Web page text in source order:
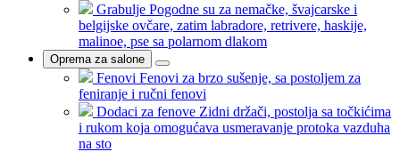
Grabulje Pogodne su za nemačke, švajcarske i
belgijske ovčare, zatim labradore, retrivere, haskije,
malinoe, pse sa polarnom dlakom
Oprema za salone
Fenovi Fenovi za brzo sušenje, sa postoljem za
feniranje i ručni fenovi
Dodaci za fenove Zidni držači, postolja sa točkićima
i rukom koja omogućava usmeravanje protoka vazduha
na sto